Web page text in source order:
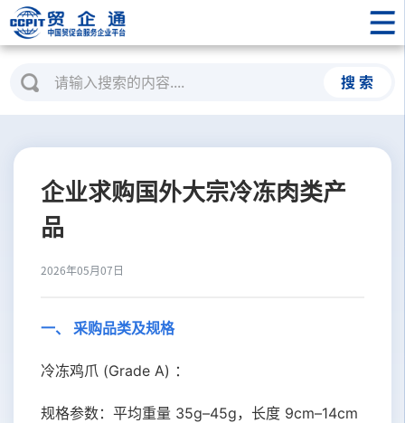
搜 索
企业求购国外大宗冷冻肉类产
品
2026年05月07日
一、 采购品类及规格
冷冻鸡爪 (Grade A) ：
规格参数：平均重量 35g–45g，长度 9cm–14cm